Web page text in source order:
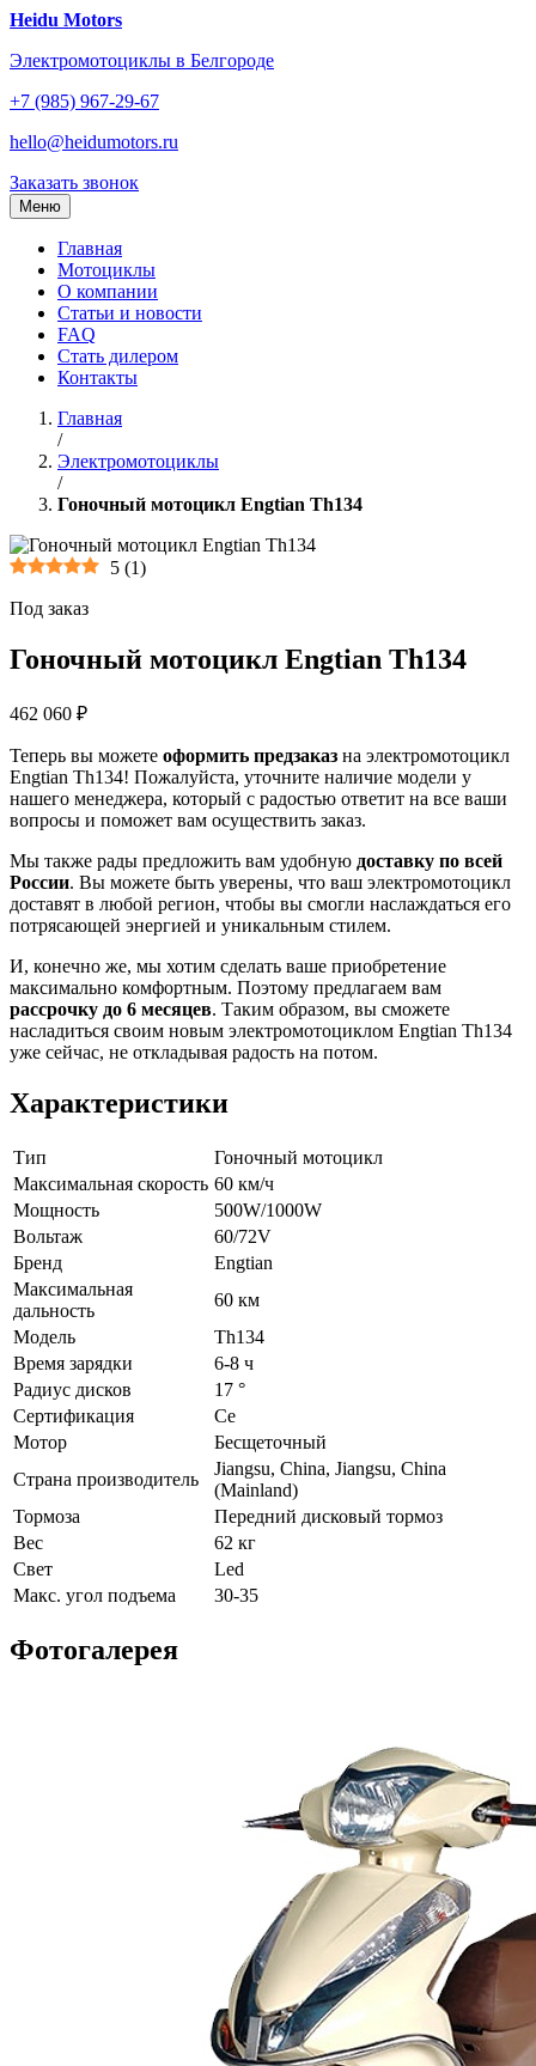
Перейти
содержанию
Heidu Motors
Электромотоциклы в Белгороде
+7 (985) 967-29-67
hello@heidumotors.ru
Заказать звонок
Меню
Главная
Мотоциклы
О компании
Статьи и новости
FAQ
Стать дилером
Контакты
Главная
/
Электромотоциклы
/
Гоночный мотоцикл Engtian Th134
5 (1)
Под заказ
Гоночный мотоцикл Engtian Th134
462 060 ₽
Теперь вы можете оформить предзаказ на электромотоцикл
Engtian Th134! Пожалуйста, уточните наличие модели у
нашего менеджера, который с радостью ответит на все ваши
вопросы и поможет вам осуществить заказ.
Мы также рады предложить вам удобную доставку по всей
России. Вы можете быть уверены, что ваш электромотоцикл
доставят в любой регион, чтобы вы смогли наслаждаться его
потрясающей энергией и уникальным стилем.
И, конечно же, мы хотим сделать ваше приобретение
максимально комфортным. Поэтому предлагаем вам
рассрочку до 6 месяцев. Таким образом, вы сможете
насладиться своим новым электромотоциклом Engtian Th134
уже сейчас, не откладывая радость на потом.
Характеристики
Тип
Гоночный мотоцикл
Максимальная скорость 60 км/ч
Мощность
500W/1000W
Вольтаж
60/72V
Бренд
Engtian
Максимальная
дальность
60 км
Модель
Th134
Время зарядки
6-8 ч
Радиус дисков
17 °
Сертификация
Ce
Мотор
Бесщеточный
Страна производитель
Jiangsu, China, Jiangsu, China
(Mainland)
Тормоза
Передний дисковый тормоз
Вес
62 кг
Свет
Led
Макс. угол подъема
30-35
Фотогалерея